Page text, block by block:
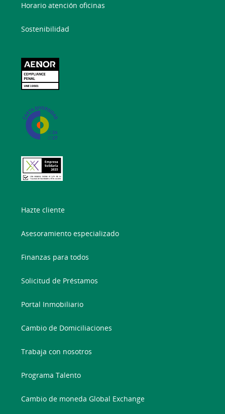
Horario atención oficinas
Sostenibilidad
Hazte cliente
Asesoramiento especializado
Finanzas para todos
Solicitud de Préstamos
Portal Inmobiliario
Cambio de Domiciliaciones
Trabaja con nosotros
Programa Talento
Cambio de moneda Global Exchange